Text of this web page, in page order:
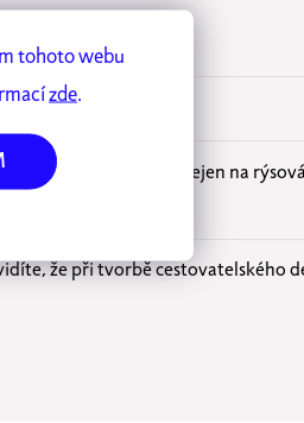
tohoto webu
zde.
odolné.
pravítko využít nejen na
že při tvorbě cestovatelského